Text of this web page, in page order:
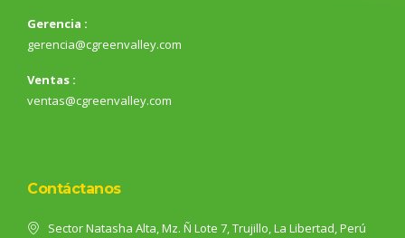
Gerencia :
gerencia@cgreenvalley.com
Ventas :
ventas@cgreenvalley.com
Contáctanos
Sector Natasha Alta, Mz. Ñ Lote 7, Trujillo, La Libertad, Perú